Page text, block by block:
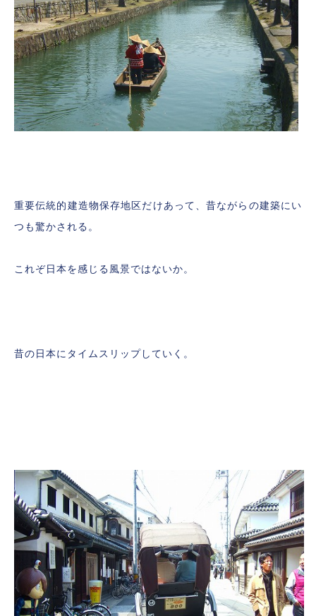
重要伝統的建造物保存地区だけあって、昔ながらの建築にい
つも驚かされる。
これぞ日本を感じる風景ではないか。
昔の日本にタイムスリップしていく。